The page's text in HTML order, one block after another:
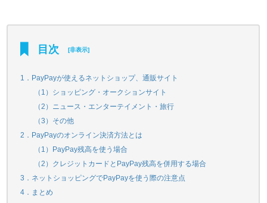
目次 [非表示]
1．PayPayが使えるネットショップ、通販サイト
（1）ショッピング・オークションサイト
（2）ニュース・エンターテイメント・旅行
（3）その他
2．PayPayのオンライン決済方法とは
（1）PayPay残高を使う場合
（2）クレジットカードとPayPay残高を併用する場合
3．ネットショッピングでPayPayを使う際の注意点
4．まとめ